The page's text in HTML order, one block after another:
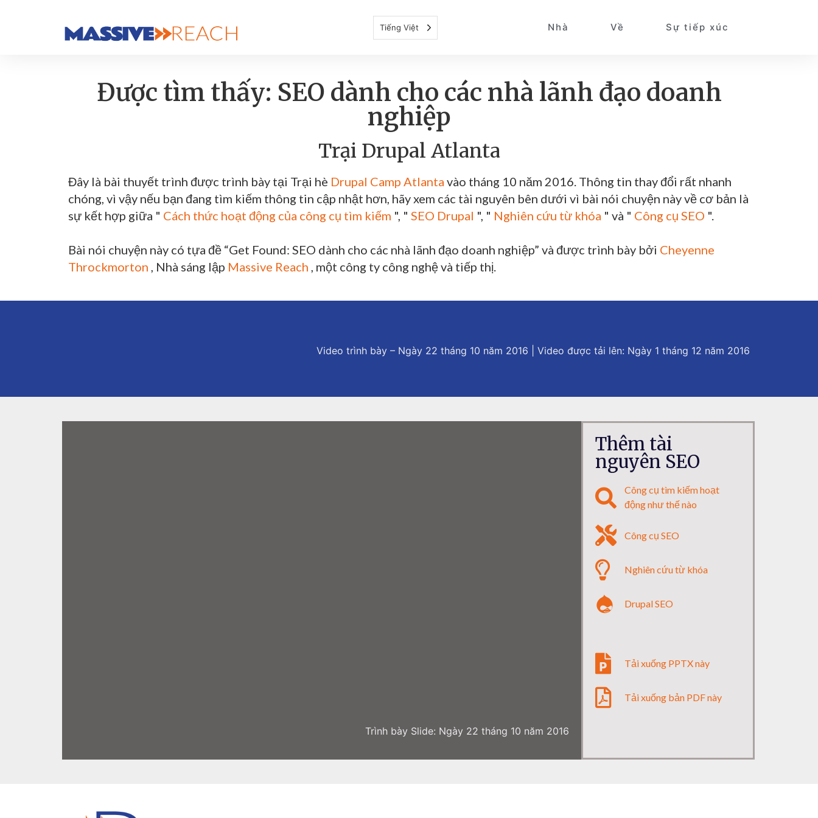
Tiếng Việt Nhà Về Sự tiếp xúc
Được tìm thấy: SEO dành cho các nhà lãnh đạo doanh
nghiệp
Trại Drupal Atlanta
Đây là bài thuyết trình được trình bày tại Trại hè Drupal Camp Atlanta vào tháng 10 năm 2016. Thông tin thay đổi rất nhanh
chóng, vì vậy nếu bạn đang tìm kiếm thông tin cập nhật hơn, hãy xem các tài nguyên bên dưới vì bài nói chuyện này về cơ bản là
sự kết hợp giữa " Cách thức hoạt động của công cụ tìm kiếm ", " SEO Drupal ", " Nghiên cứu từ khóa " và " Công cụ SEO ".
Bài nói chuyện này có tựa đề “Get Found: SEO dành cho các nhà lãnh đạo doanh nghiệp” và được trình bày bởi Cheyenne
Throckmorton , Nhà sáng lập Massive Reach , một công ty công nghệ và tiếp thị.
Video trình bày – Ngày 22 tháng 10 năm 2016 | Video được tải lên: Ngày 1 tháng 12 năm 2016
Trình bày Slide: Ngày 22 tháng 10 năm 2016
Thêm tài
nguyên SEO
Công cụ tìm kiếm hoạt
động như thế nào
Công cụ SEO
Nghiên cứu từ khóa
Drupal SEO
Tải xuống PPTX này
Tải xuống bản PDF này